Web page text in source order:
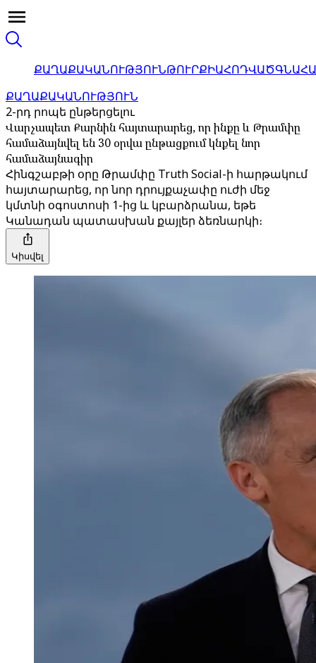
ՔԱՂԱՔԱԿԱՆՈՒԹՅՈՒՆԹՈՒՐՔԻԱՀՈԴՎԱԾ
ՔԱՂԱՔԱԿԱՆՈՒԹՅՈՒՆ
2-րդ րոպե ընթերցելու
Վարչապետ Քարնին հայտարարեց, որ ինքը և Թրամփը
համաձայնվել են 30 օրվա ընթացքում կնքել նոր
համաձայնագիր
Հինգշաբթի օրը Թրամփը Truth Social-ի հարթակում
հայտարարեց, որ նոր դրույքաչափը ուժի մեջ
կմտնի օգոստոսի 1-ից և կբարձրանա, եթե
Կանադան պատասխան քայլեր ձեռնարկի։
Կիսվել